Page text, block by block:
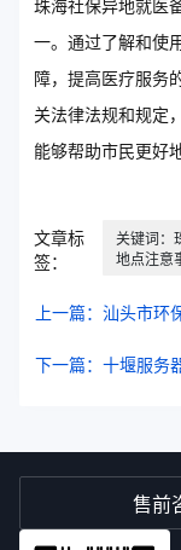
珠海社保异地就医
一。通过了解和使
障，提高医疗服务
关法律法规和规定
能够帮助市民更好
文章标
签：
关键词：
地点注意
上一篇：汕头市环
下一篇：十堰服务
售前